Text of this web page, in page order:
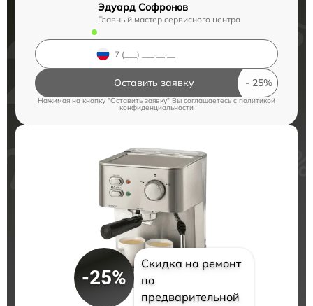
Эдуард Софронов
Главный мастер сервисного центра
Оставить заявку
Нажимая на кнопку "Оставить заявку" Вы соглашаетесь c политикой
конфиденциальности
-25%
Скидка на ремонт
по
предварительной